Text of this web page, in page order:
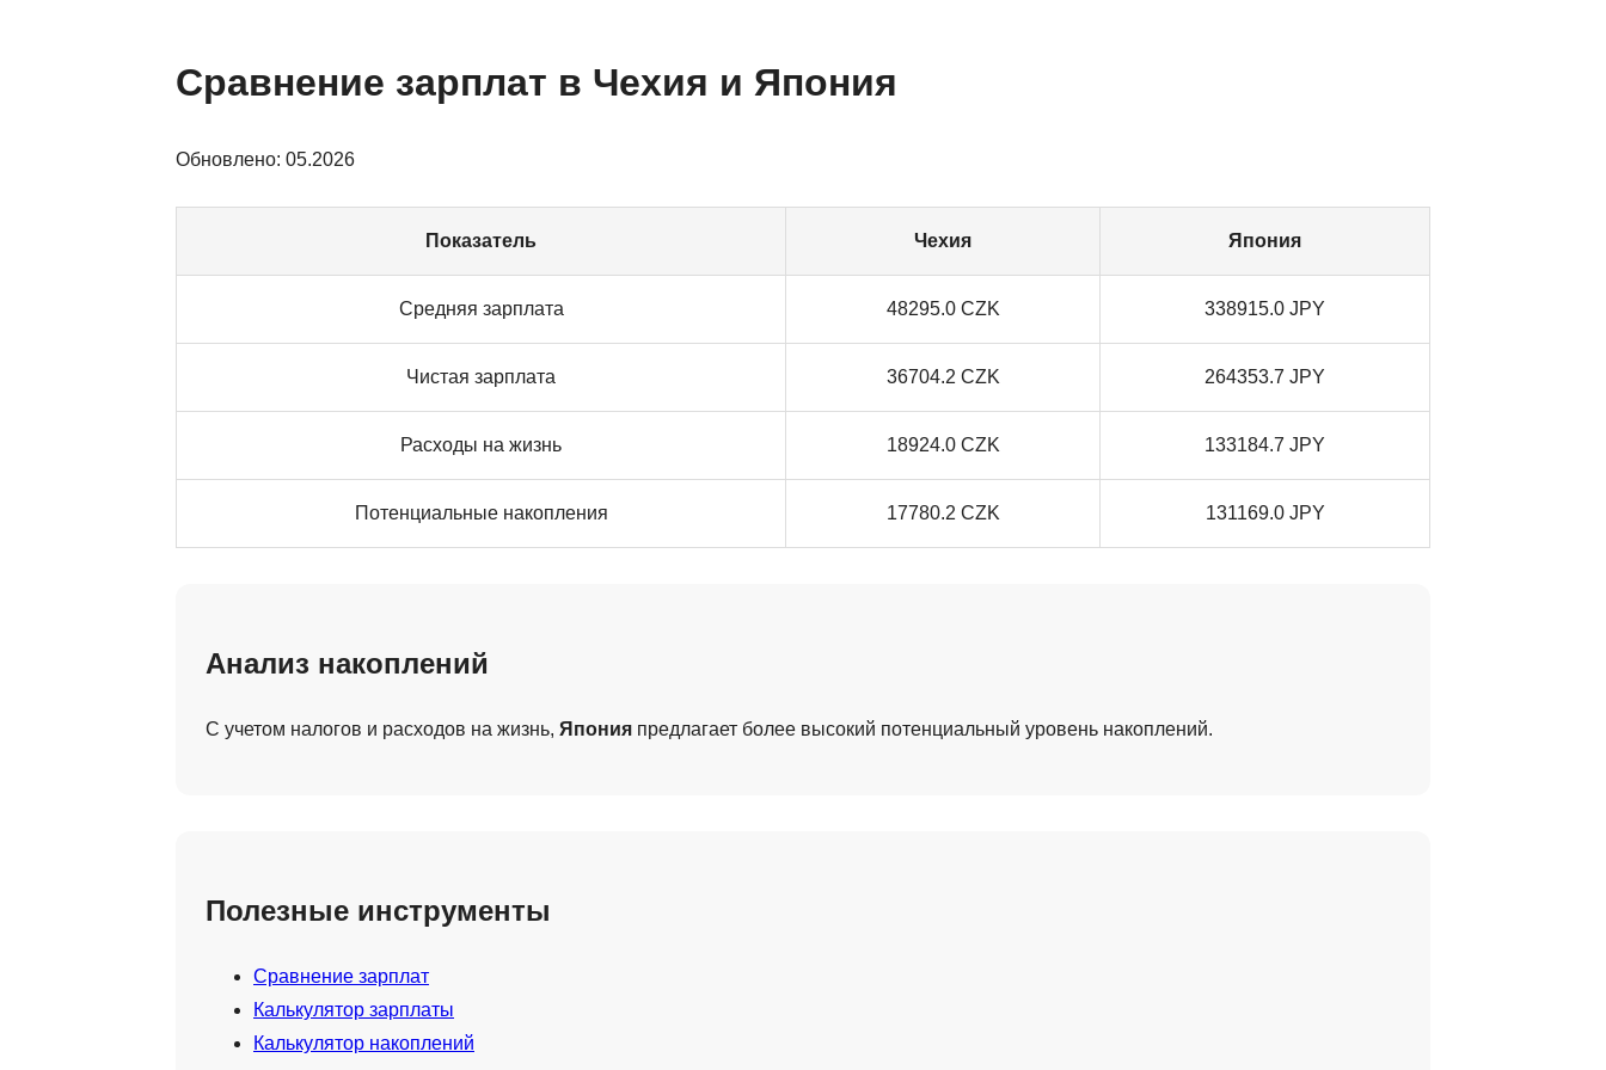
Сравнение зарплат в Чехия и Япония
Обновлено: 05.2026
Показатель Чехия Япония
Средняя зарплата 48295.0 CZK 338915.0 JPY
Чистая зарплата 36704.2 CZK 264353.7 JPY
Расходы на жизнь 18924.0 CZK 133184.7 JPY
Потенциальные накопления 17780.2 CZK 131169.0 JPY
Анализ накоплений
С учетом налогов и расходов на жизнь, Япония предлагает более высокий потенциальный уровень накоплений.
Полезные инструменты
Сравнение зарплат
Калькулятор зарплаты
Калькулятор накоплений